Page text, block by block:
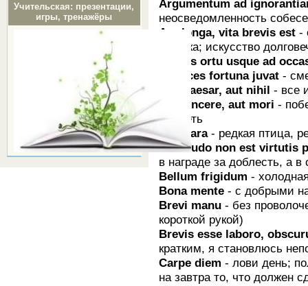
Учительская: презентации,
игры, тренажёры
Argumentum ad
неосведомленность
Ars longa, vita brevis est-
коротка; искусство
А solis ortu usque ad
Audaces fortuna juvat-
Aut Сaesаr, aut nihil - все
Aut vincere, aut mori -
умереть
Avis rаrа- редкая птица,
Beatitudo nоn est virtutis
в награде за доблесть, а
Bellum frigidum -
Вonа mente- с добрыми
Brevi manu- без
короткой рукой)
Brevis esse laboro,
кратким, я становлюсь
Саrре diem - лови день;
на завтра то, что должен